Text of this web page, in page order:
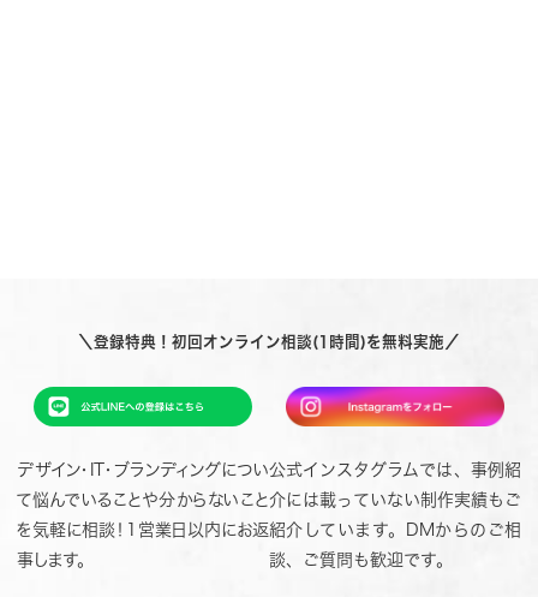
＼登録特典！初回オンライン相談(1時間)を無料実施／
デザイン・IT・ブランディングについ
て悩んでいることや分からないこと
を気軽に相談！1営業日以内にお返
事します。
公式インスタグラムでは、事例紹
介には載っていない制作実績もご
紹介しています。DMからのご相
談、ご質問も歓迎です。